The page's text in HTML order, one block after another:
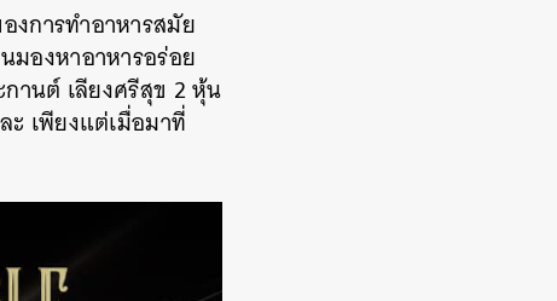
การทำอาหารสมัย
องหาอาหารอร่อย
านต์ เลียงศรีสุข 2 หุ้น
เพียงแต่เมื่อมาที่